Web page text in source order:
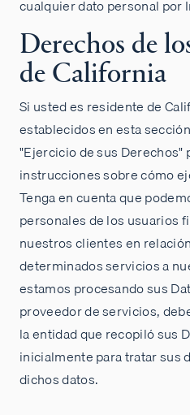
cualquier dato personal por
Derechos de
de California
Si usted es residente de
establecidos en esta
"Ejercicio de sus Derechos"
instrucciones sobre cómo
Tenga en cuenta que
personales de los usuarios
nuestros clientes en
determinados servicios a
estamos procesando sus
proveedor de servicios,
la entidad que recopiló sus
inicialmente para tratar sus
dichos datos.